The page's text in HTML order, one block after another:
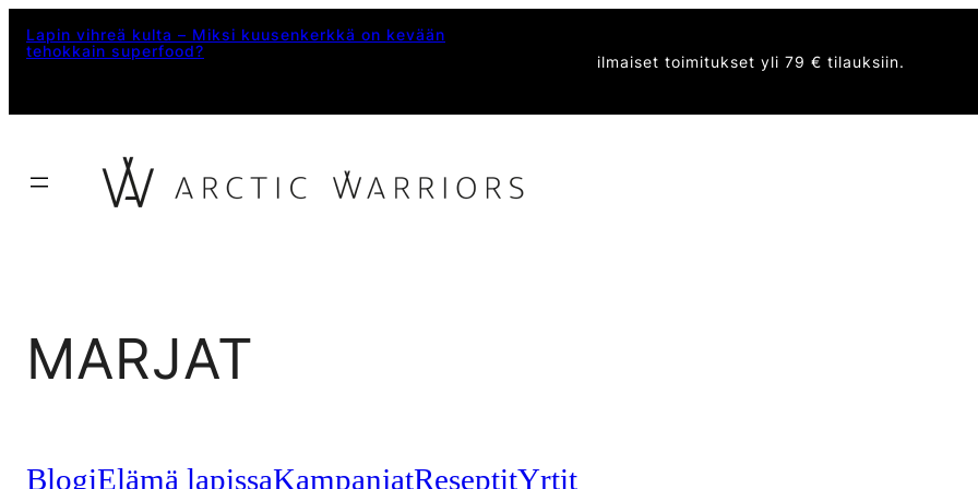
Siirry
sisältöön
Lapin vihreä kulta – Miksi kuusenkerkkä on kevään
tehokkain superfood?
ilmaiset toimitukset yli 79 € tilauksiin.
MARJAT
BlogiElämä lapissaKampanjatReseptitYrtit